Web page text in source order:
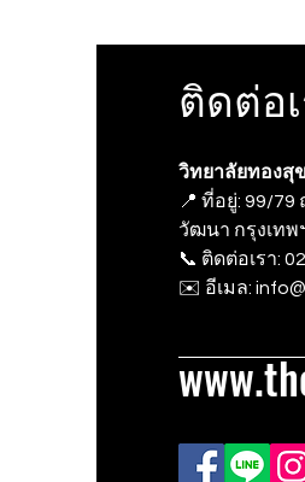
ติดต่อ
วิทยาลัยทองสุ
📍 ที่อยู่: 99/
วัฒนา กรุงเทพ
📞 ติดต่อเรา:
✉️ อีเมล: